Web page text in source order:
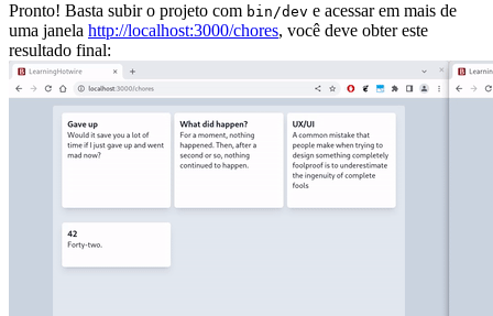
Pronto! Basta subir o projeto com bin/dev e acessar em mais de
uma janela http://localhost:3000/chores, você deve obter este
resultado final: